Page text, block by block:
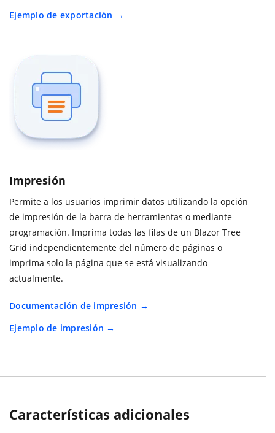
Ejemplo de exportación
Impresión
Permite a los usuarios imprimir datos utilizando la opción
de impresión de la barra de herramientas o mediante
programación. Imprima todas las filas de un Blazor Tree
Grid independientemente del número de páginas o
imprima solo la página que se está visualizando
actualmente.
Documentación de impresión
Ejemplo de impresión
Características adicionales